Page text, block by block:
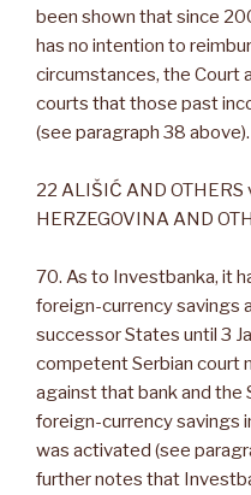
been shown that since
has no intention to
circumstances, the Court
courts that those past
(see paragraph 38 above).
22 ALIŠIĆ AND OTHERS
HERZEGOVINA AND
70. As to Investbanka, it
foreign-currency savings
successor States until 3
competent Serbian court
against that bank and the
foreign-currency savings
was activated (see
further notes that